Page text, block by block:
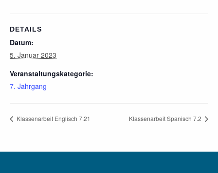
DETAILS
Datum:
5. Januar 2023
Veranstaltungskategorie:
7. Jahrgang
Klassenarbeit Englisch 7.21 Klassenarbeit Spanisch 7.2